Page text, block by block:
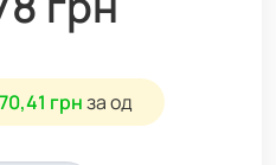
грнза од